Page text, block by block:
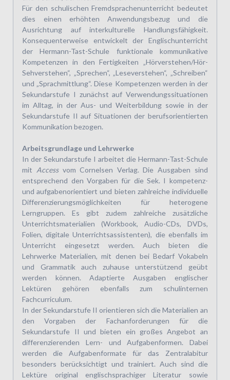
Für den schulischen Fremdsprachenunterricht bedeutet
dies einen erhöhten Anwendungsbezug und die
Ausrichtung auf interkulturelle Handlungsfähigkeit.
Konsequenterweise entwickelt der Englischunterricht
der Hermann-Tast-Schule funktionale kommunikative
Kompetenzen in den Fertigkeiten „Hörverstehen/Hör-
Sehverstehen“, „Sprechen“, „Leseverstehen“, „Schreiben“
und „Sprachmittlung“. Diese Kompetenzen werden in der
Sekundarstufe I zunächst auf Verwendungs­situationen
im Alltag, in der Aus- und Weiterbildung sowie in der
Sekundarstufe II auf Situationen der berufsorientierten
Kommunikation bezogen.
Arbeitsgrundlage und Lehrwerke
In der Sekundarstufe I arbeitet die Hermann-Tast-Schule
mit Accessvom Cornelsen Verlag. Die Ausgaben sind
entsprechend den Vorgaben für die Sek. I kompetenz-
und aufgabenorientiert und bieten zahlreiche individuelle
Differenzierungsmöglichkeiten für heterogene
Lerngruppen. Es gibt zudem zahlreiche zusätzliche
Unterrichtsmaterialien (Workbook, Audio-CDs, DVDs,
Folien, digitale Unterrichtsassistenten), die ebenfalls im
Unterricht eingesetzt werden. Auch bieten die
Lehrwerke Materialien, mit denen bei Bedarf Vokabeln
und Grammatik auch zuhause unterstützend geübt
werden können. Adaptierte Ausgaben englischer
Lektüren gehören ebenfalls zum schulinternen
Fachcurriculum.
In der Sekundarstufe II orientieren sich die Materialien an
den Vorgaben der Fachanforderungen für die
Sekundarstufe II und bieten ein großes Angebot an
differenzierenden Lern- und Aufgabenformen. Dabei
werden die Aufgabenformate für das Zentralabitur
besonders berücksichtigt und trainiert. Auch sind die
Lektüre original englischsprachiger Literatur sowie